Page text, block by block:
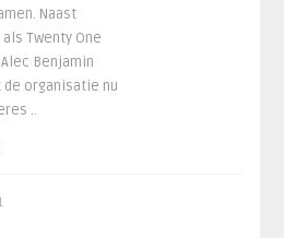
Naast
Twenty One
Benjamin
organisatie nu
..